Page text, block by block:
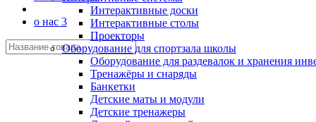
о нас 3
Интерактивные доски
Интерактивные столы
Проекторы
Оборудование для спортзала школы
Оборудование для раздевалок и хранения
Тренажёры и снаряды
Банкетки
Детские маты и модули
Детские тренажеры